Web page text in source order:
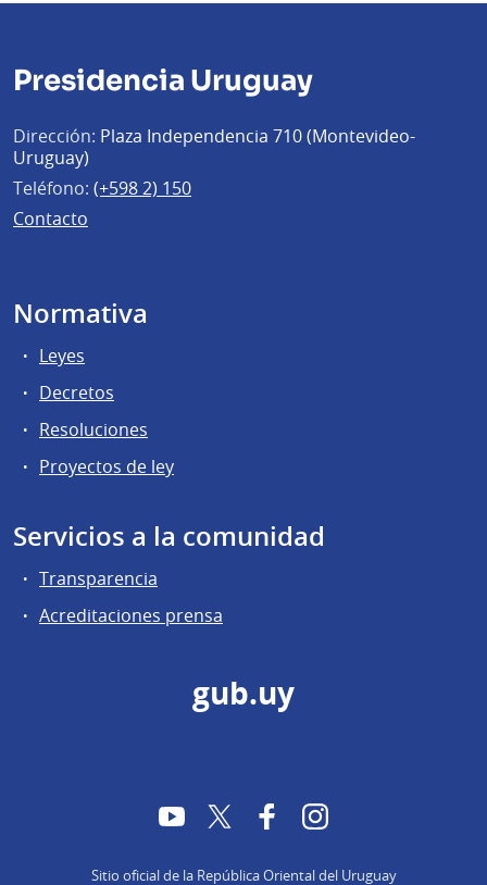
Presidencia Uruguay
Dirección: Plaza Independencia 710 (Montevideo-
Uruguay)
Teléfono: (+598 2) 150
Contacto
Normativa
Leyes
Decretos
Resoluciones
Proyectos de ley
Servicios a la comunidad
Transparencia
Acreditaciones prensa
gub.uy
YouTubeTwitter FacebookInstagram
Sitio oficial de la República Oriental del Uruguay